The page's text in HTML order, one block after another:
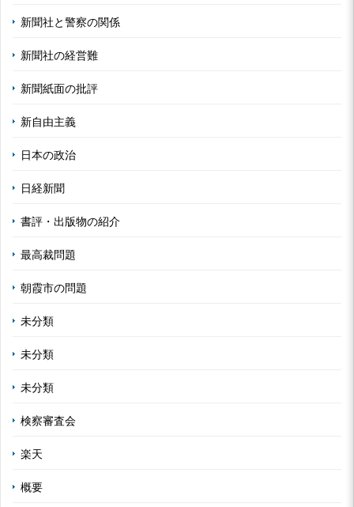
新聞社と警察の関係
新聞社の経営難
新聞紙面の批評
新自由主義
日本の政治
日経新聞
書評・出版物の紹介
最高裁問題
朝霞市の問題
未分類
未分類
未分類
検察審査会
楽天
概要